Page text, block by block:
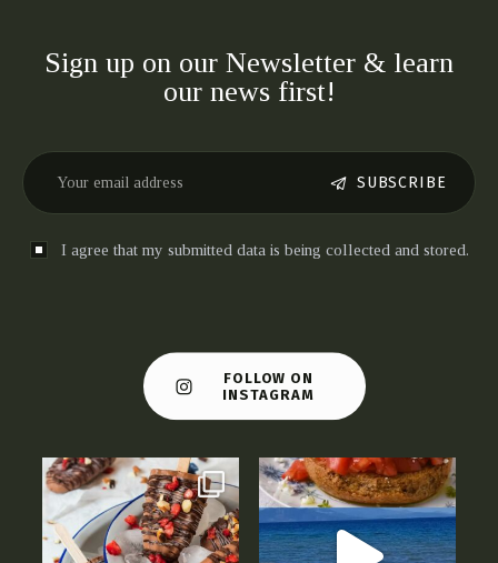
Sign up on our Newsletter & learn
our news first!
SUBSCRIBE
I agree that my submitted data is being collected and stored.
FOLLOW ON
INSTAGRAM